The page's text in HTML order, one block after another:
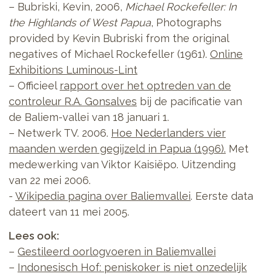
– Bubriski, Kevin, 2006, Michael Rockefeller: In
the Highlands of West Papua, Photographs
provided by Kevin Bubriski from the original
negatives of Michael Rockefeller (1961). Online
Exhibitions Luminous-Lint
– Officieelrapport over het optreden van de
controleur R.A. Gonsalves bij de pacificatie van
de Baliem-vallei van 18 januari 1.
– Netwerk TV. 2006. Hoe Nederlanders vier
maanden werden gegijzeld in Papua (1996). Met
medewerking van Viktor Kaisiëpo. Uitzending
van 22 mei 2006.
- Wikipedia pagina over Baliemvallei. Eerste data
dateert van 11 mei 2005.
Lees ook:
– Gestileerd oorlogvoeren in Baliemvallei
– Indonesisch Hof: peniskoker is niet onzedelijk